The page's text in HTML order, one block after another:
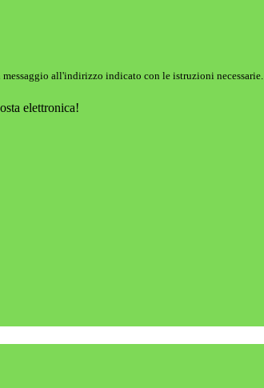
all'indirizzo indicato con le istruzioni necessarie.
elettronica!